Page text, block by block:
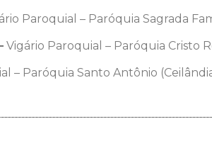
Paroquial – Paróquia Sagrada
Vigário Paroquial – Paróquia Cristo
– Paróquia Santo Antônio